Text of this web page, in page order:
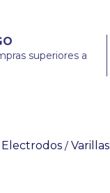
superiores a
Electrodos / Varillas